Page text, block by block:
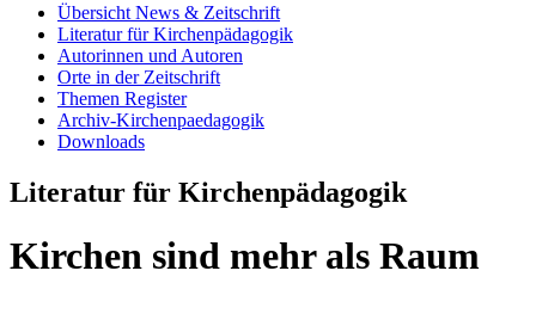
Übersicht News & Zeitschrift
Literatur für Kirchenpädagogik
Autorinnen und Autoren
Orte in der Zeitschrift
Themen Register
Archiv-Kirchenpaedagogik
Downloads
Literatur für Kirchenpädagogik
Kirchen sind mehr als Raum